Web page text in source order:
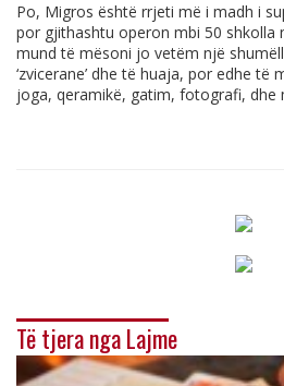
Po, Migros është rrjeti më i madh i
por gjithashtu operon mbi 50 shkolla
mund të mësoni jo vetëm një
‘zvicerane’ dhe të huaja, por edhe të
joga, qeramikë, gatim, fotografi, dhe
Të tjera nga Lajme